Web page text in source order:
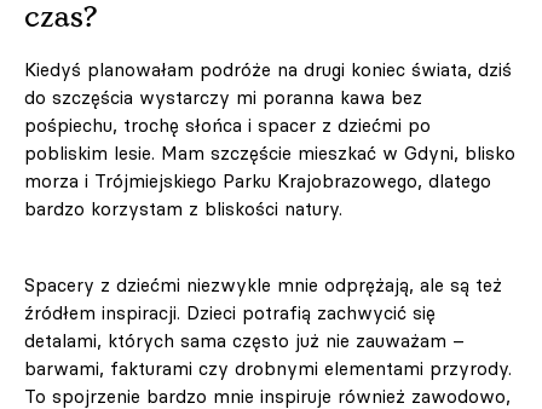
czas?
Kiedyś planowałam podróże na drugi koniec świata, dziś
do szczęścia wystarczy mi poranna kawa bez
pośpiechu, trochę słońca i spacer z dziećmi po
pobliskim lesie. Mam szczęście mieszkać w Gdyni, blisko
morza i Trójmiejskiego Parku Krajobrazowego, dlatego
bardzo korzystam z bliskości natury.
Spacery z dziećmi niezwykle mnie odprężają, ale są też
źródłem inspiracji. Dzieci potrafią zachwycić się
detalami, których sama często już nie zauważam –
barwami, fakturami czy drobnymi elementami przyrody.
To spojrzenie bardzo mnie inspiruje również zawodowo,